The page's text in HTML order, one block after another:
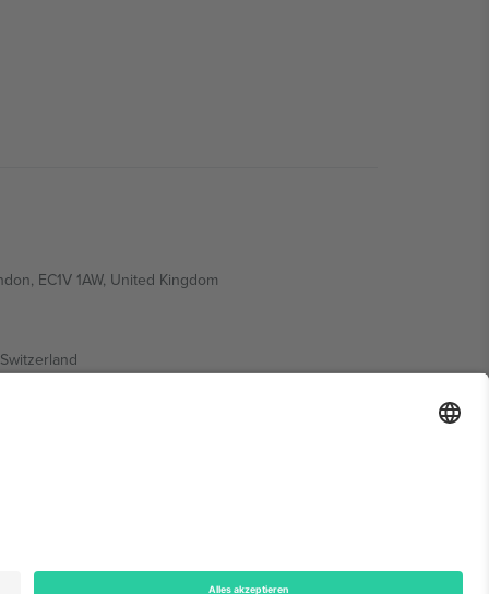
EC1V 1AW, United Kingdom